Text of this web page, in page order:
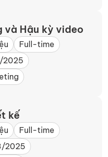
và Hậu kỳ video
Full-time
2025
kế
Full-time
2025